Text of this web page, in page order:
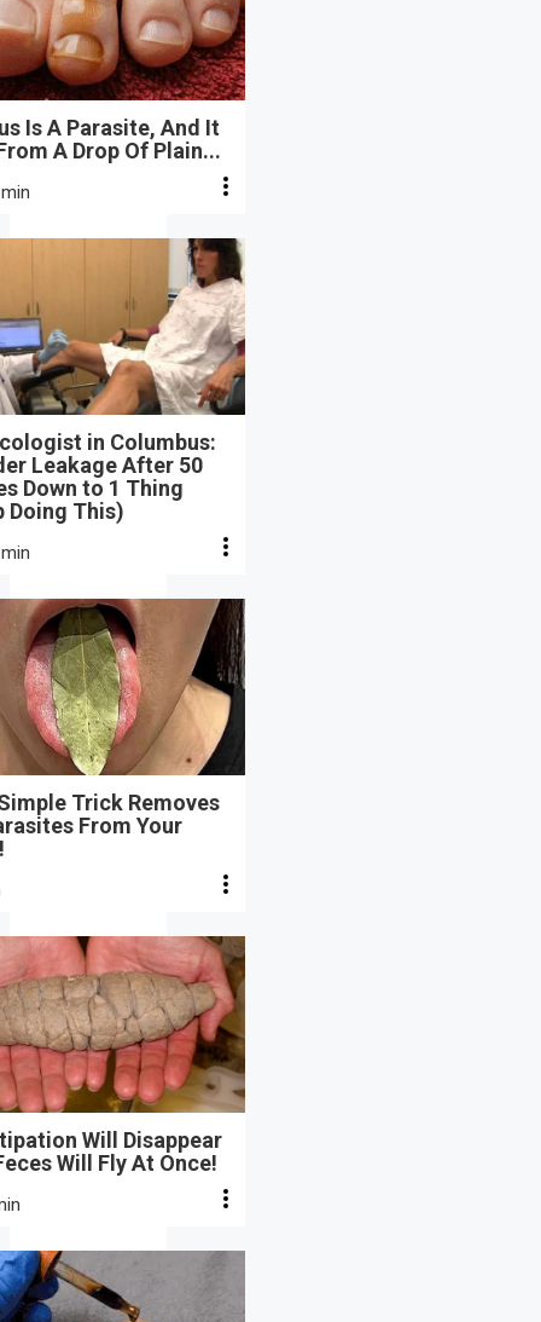
Is A Parasite, And It
A Drop Of Plain...
in Columbus:
Leakage After 50
Down to 1 Thing
Doing This)
Trick Removes
From Your
Will Disappear
Will Fly At Once!